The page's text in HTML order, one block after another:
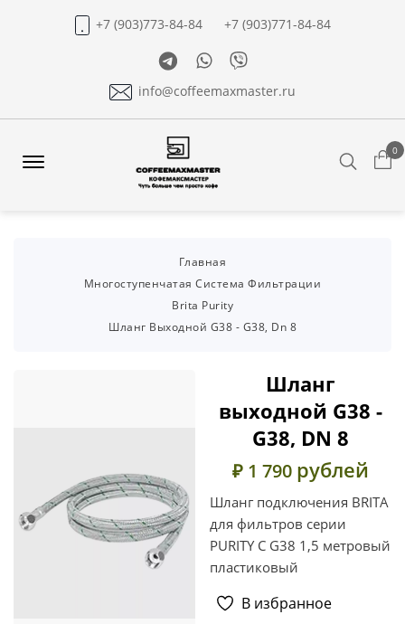
+7 (903)773-84-84
+7 (903)771-84-84
TelegramWhatsapp
Viber
info@coffeemaxmaster.ru
0
Главная
Многоступенчатая Система Фильтрации
Brita Purity
Шланг Выходной G38 - G38, Dn 8
Шланг
выходной G38 -
G38, DN 8
₽ 1 790 рублей
Шланг подключения BRITA
для фильтров серии
PURITY С G38 1,5 метровый
пластиковый
В избранное